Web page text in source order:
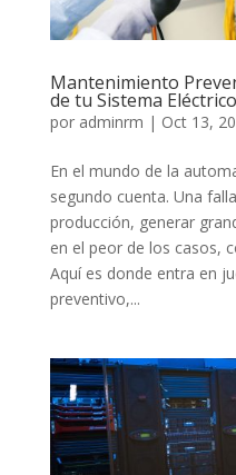
Mantenimiento
de tu Sistema Eléctrico
por adminrm | Oct 13,
En el mundo de la
segundo cuenta. Una
producción, generar
en el peor de los casos,
Aquí es donde entra en
preventivo,...